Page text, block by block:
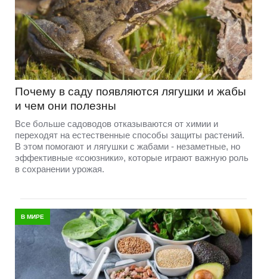
Почему в саду появляются лягушки и жабы
и чем они полезны
Все больше садоводов отказываются от химии и
переходят на естественные способы защиты растений.
В этом помогают и лягушки с жабами - незаметные, но
эффективные «союзники», которые играют важную роль
в сохранении урожая.
В МИРЕ